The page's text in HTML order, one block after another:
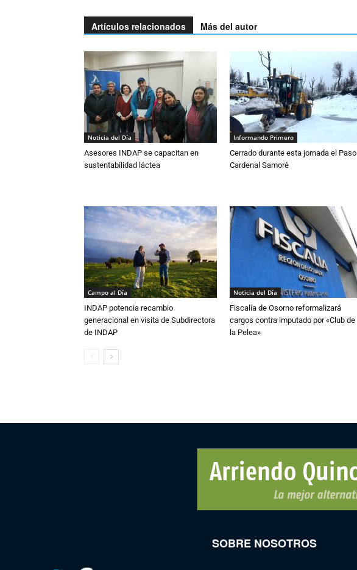
Artículos relacionados Más del autor
Noticia del Día
Asesores INDAP se capacitan en
sustentabilidad láctea
Informando Primero
Cerrado durante esta jornada el Paso
Cardenal Samoré
Campo al Día
INDAP potencia recambio
generacional en visita de Subdirectora
de INDAP
Noticia del Día
Fiscalía de Osorno reformalizará
cargos contra imputado por «Club de
la Pelea»
SOBRE NOSOTROS